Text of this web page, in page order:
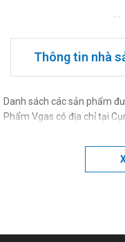
Thông tin nhà
Danh sách các sản phẩm
Phẩm Vgas có địa chỉ tại